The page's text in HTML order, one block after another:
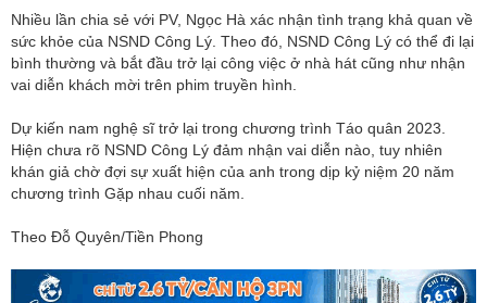
Nhiều lần chia sẻ với PV, Ngọc Hà xác nhận tình trạng khả quan về
sức khỏe của NSND Công Lý. Theo đó, NSND Công Lý có thể đi lại
bình thường và bắt đầu trở lại công việc ở nhà hát cũng như nhận
vai diễn khách mời trên phim truyền hình.
Dự kiến nam nghệ sĩ trở lại trong chương trình Táo quân 2023.
Hiện chưa rõ NSND Công Lý đảm nhận vai diễn nào, tuy nhiên
khán giả chờ đợi sự xuất hiện của anh trong dịp kỷ niệm 20 năm
chương trình Gặp nhau cuối năm.
Theo Đỗ Quyên/Tiền Phong